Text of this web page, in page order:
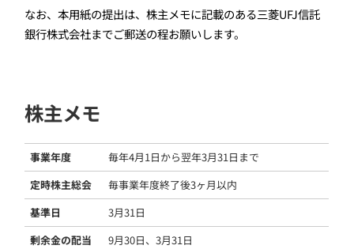
なお、本用紙の提出は、株主メモに記載のある三菱UFJ信託
銀行株式会社までご郵送の程お願いします。
株主メモ
事業年度
毎年4月1日から翌年3月31日まで
定時株主総会
毎事業年度終了後3ヶ月以内
基準日
3月31日
剰余金の配当
9月30日、3月31日